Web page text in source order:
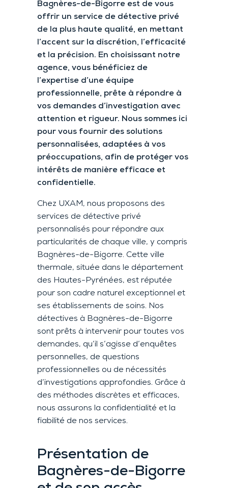
Bagnères-de-Bigorre est de vous
offrir un service de détective privé
de la plus haute qualité, en mettant
l’accent sur la discrétion, l’efficacité
et la précision. En choisissant notre
agence, vous bénéficiez de
l’expertise d’une équipe
professionnelle, prête à répondre à
vos demandes d’investigation avec
attention et rigueur. Nous sommes ici
pour vous fournir des solutions
personnalisées, adaptées à vos
préoccupations, afin de protéger vos
intérêts de manière efficace et
confidentielle.
Chez UXAM, nous proposons des
services de détective privé
personnalisés pour répondre aux
particularités de chaque ville, y compris
Bagnères-de-Bigorre. Cette ville
thermale, située dans le département
des Hautes-Pyrénées, est réputée
pour son cadre naturel exceptionnel et
ses établissements de soins. Nos
détectives à Bagnères-de-Bigorre
sont prêts à intervenir pour toutes vos
demandes, qu’il s’agisse d’enquêtes
personnelles, de questions
professionnelles ou de nécessités
d’investigations approfondies. Grâce à
des méthodes discrètes et efficaces,
nous assurons la confidentialité et la
fiabilité de nos services.
Présentation de
Bagnères-de-Bigorre